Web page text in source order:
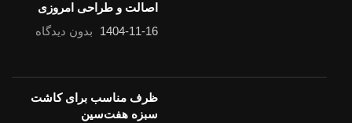
اصالت و طراحی امروزی
1404-11-16
بدون دیدگاه
سبزه هفت‌سین
1403-11-07 بدون دیدگاه